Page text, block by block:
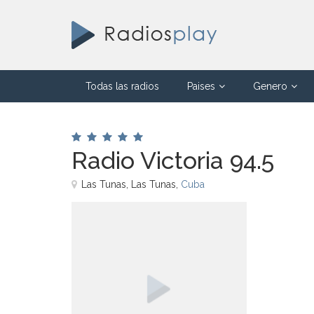
Todas las radios Paises Genero
Radio Victoria 94.5
Las Tunas, Las Tunas, Cuba